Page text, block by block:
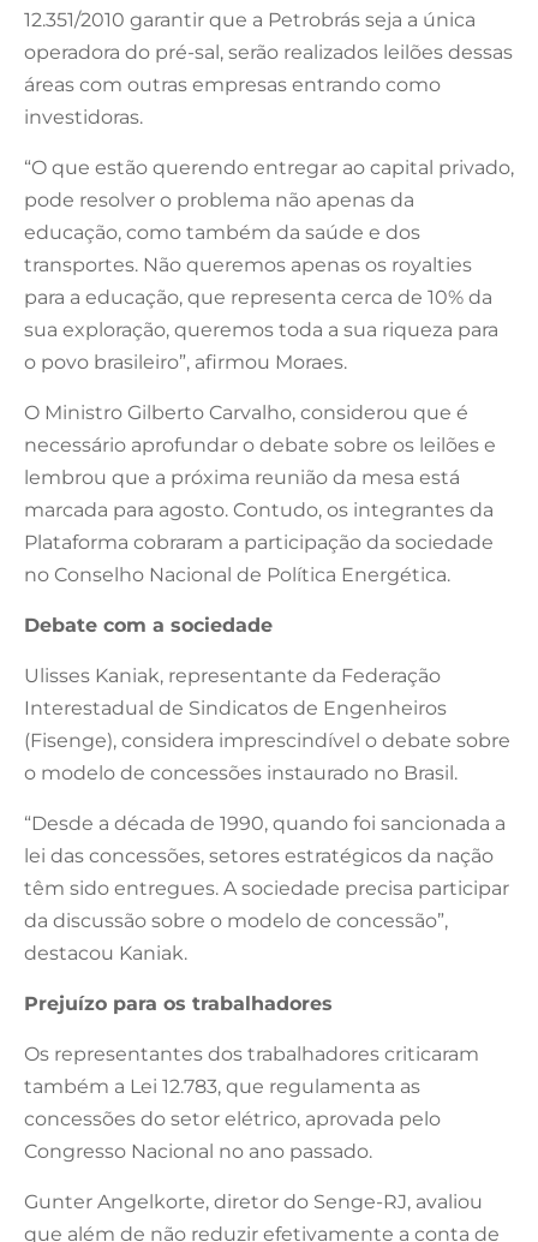
12.351/2010 garantir que a Petrobrás seja a única
operadora do pré-sal, serão realizados leilões dessas
áreas com outras empresas entrando como
investidoras.
“O que estão querendo entregar ao capital privado,
pode resolver o problema não apenas da
educação, como também da saúde e dos
transportes. Não queremos apenas os royalties
para a educação, que representa cerca de 10% da
sua exploração, queremos toda a sua riqueza para
o povo brasileiro”, afirmou Moraes.
O Ministro Gilberto Carvalho, considerou que é
necessário aprofundar o debate sobre os leilões e
lembrou que a próxima reunião da mesa está
marcada para agosto. Contudo, os integrantes da
Plataforma cobraram a participação da sociedade
no Conselho Nacional de Política Energética.
Debate com a sociedade
Ulisses Kaniak, representante da Federação
Interestadual de Sindicatos de Engenheiros
(Fisenge), considera imprescindível o debate sobre
o modelo de concessões instaurado no Brasil.
“Desde a década de 1990, quando foi sancionada a
lei das concessões, setores estratégicos da nação
têm sido entregues. A sociedade precisa participar
da discussão sobre o modelo de concessão”,
destacou Kaniak.
Prejuízo para os trabalhadores
Os representantes dos trabalhadores criticaram
também a Lei 12.783, que regulamenta as
concessões do setor elétrico, aprovada pelo
Congresso Nacional no ano passado.
Gunter Angelkorte, diretor do Senge-RJ, avaliou
que além de não reduzir efetivamente a conta de